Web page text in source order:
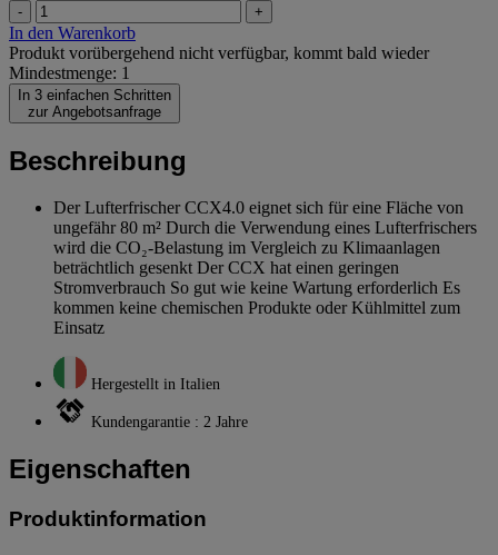
- +
In den Warenkorb
Produkt vorübergehend nicht verfügbar, kommt bald wieder
Mindestmenge: 1
In 3 einfachen Schritten
zur Angebotsanfrage
Beschreibung
Der Lufterfrischer CCX4.0 eignet sich für eine Fläche von
ungefähr 80 m² Durch die Verwendung eines Lufterfrischers
wird die CO₂-Belastung im Vergleich zu Klimaanlagen
beträchtlich gesenkt Der CCX hat einen geringen
Stromverbrauch So gut wie keine Wartung erforderlich Es
kommen keine chemischen Produkte oder Kühlmittel zum
Einsatz
Hergestellt in Italien
Kundengarantie : 2 Jahre
Eigenschaften
Produktinformation